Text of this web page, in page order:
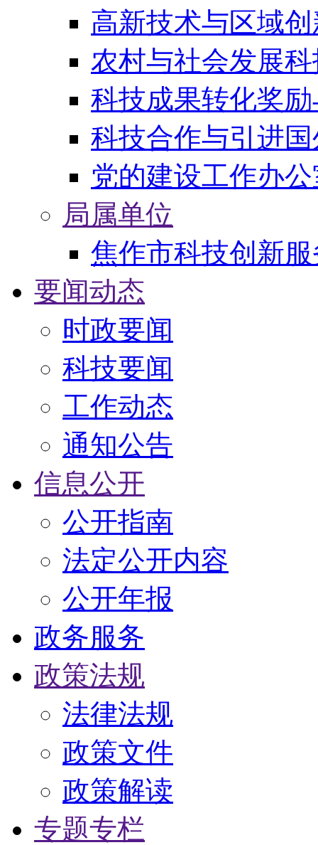
高新技术与区域
农村与社会发展
科技成果转化奖
科技合作与引进
党的建设工作办
局属单位
焦作市科技创新
要闻动态
时政要闻
科技要闻
工作动态
通知公告
信息公开
公开指南
法定公开内容
公开年报
政务服务
政策法规
法律法规
政策文件
政策解读
专题专栏